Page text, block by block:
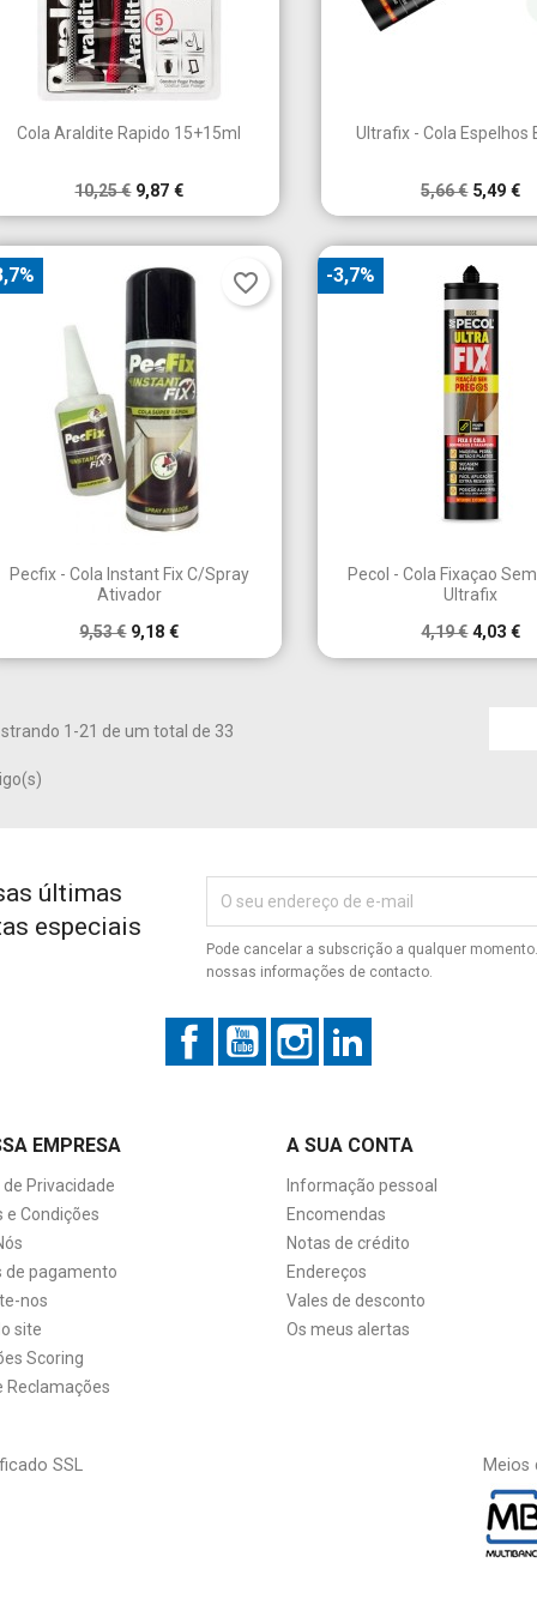
Vista rápida
Cola Araldite Rapido 15+15ml
10,25 € 9,87 €
Vista rápida
Ultrafix - Cola Espelhos
5,66 € 5,49 €
Vista rápida
Pecfix - Cola Instant Fix C/Spray
Ativador
9,53 € 9,18 €
favorite_border
Vista rápida
Pecol - Cola Fixaçao
Ultrafix
4,19 € 4,03 €
-3,7%
1-21 de um total de 33
últimas
especiais
Pode cancelar a subscrição a qualquer
nossas informações de contacto.
FacebookYouTubeInstagram
EMPRESA
Privacidade
e Condições
de pagamento
nos
site
Scoring
Reclamações
A SUA CONTA
Informação pessoal
Encomendas
Notas de crédito
Endereços
Vales de desconto
Os meus alertas
SSL Meios